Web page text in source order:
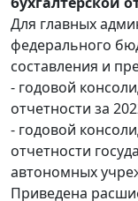
Для главных
федерального
составления и
- годовой
отчетности за
- годовой
отчетности
автономных
Приведена